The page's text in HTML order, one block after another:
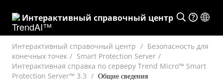
Интерактивный справочный центр
Интерактивный справочный центр
Безопасность для
конечных точек
Smart Protection Server
Интерактивная справка по серверу Trend Micro™ Smart
Protection Server™ 3.3
Общие сведения